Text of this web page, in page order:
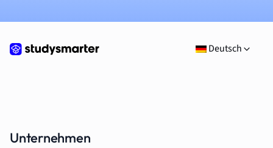
Deutsch
Unternehmen